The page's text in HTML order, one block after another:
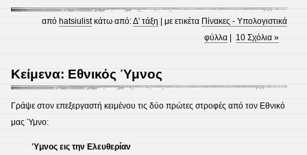
από hatsiulistκάτω από:Δ' τάξη | με ετικέτα Πίνακες - Υπολογιστικά
φύλλα
10 Σχόλια »
Κείμενα: Εθνικός Ύμνος
Γράψε στον επεξεργαστή κειμένου τις δύο πρώτες στροφές από τον Εθνικό
μας Ύμνο:
Ύμνος εις την Ελευθερίαν